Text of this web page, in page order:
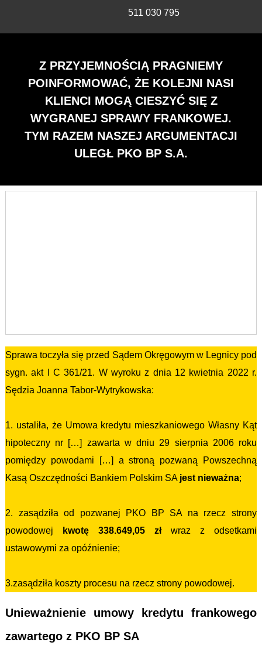
511 030 795
Z PRZYJEMNOŚCIĄ PRAGNIEMY
POINFORMOWAĆ, ŻE KOLEJNI NASI
KLIENCI MOGĄ CIESZYĆ SIĘ Z
WYGRANEJ SPRAWY FRANKOWEJ.
TYM RAZEM NASZEJ ARGUMENTACJI
ULEGŁ PKO BP S.A.
Sprawa toczyła się przed Sądem Okręgowym w Legnicy pod
sygn. akt I C 361/21. W wyroku z dnia 12 kwietnia 2022 r.
Sędzia Joanna Tabor-Wytrykowska:
1. ustaliła, że Umowa kredytu mieszkaniowego Własny Kąt
hipoteczny nr […] zawarta w dniu 29 sierpnia 2006 roku
pomiędzy powodami […] a stroną pozwaną Powszechną
Kasą Oszczędności Bankiem Polskim SA jest nieważna;
2. zasądziła od pozwanej PKO BP SA na rzecz strony
powodowej
kwotę 338.649,05 złwraz z odsetkami
ustawowymi za opóźnienie;
3.zasądziła koszty procesu na rzecz strony powodowej.
Unieważnienie umowy kredytu frankowego
zawartego z PKO BP SA